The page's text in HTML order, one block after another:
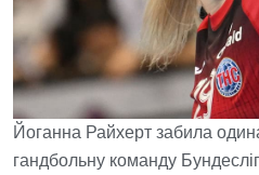
Йоганна Райхерт забила
гандбольну команду